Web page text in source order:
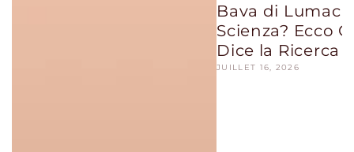
Bava di
Scienza? Ecco
Dice la Ricerca
JUILLET 16, 2026